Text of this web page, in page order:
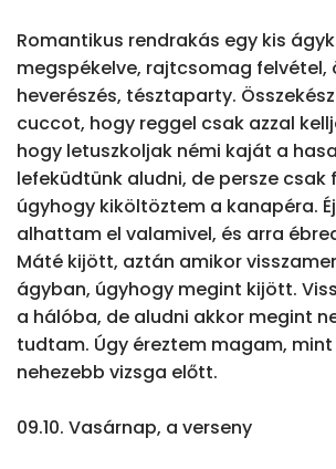
Romantikus rendrakás egy kis
megspékelve, rajtcsomag felvétel,
heverészés, tésztaparty.
cuccot, hogy reggel csak azzal
hogy letuszkoljak némi kaját a
lefeküdtünk aludni, de persze
úgyhogy kiköltöztem a kanapéra.
alhattam el valamivel, és arra
Máté kijött, aztán amikor
ágyban, úgyhogy megint kijött.
a hálóba, de aludni akkor megint
tudtam. Úgy éreztem magam,
nehezebb vizsga előtt.
09.10. Vasárnap, a verseny